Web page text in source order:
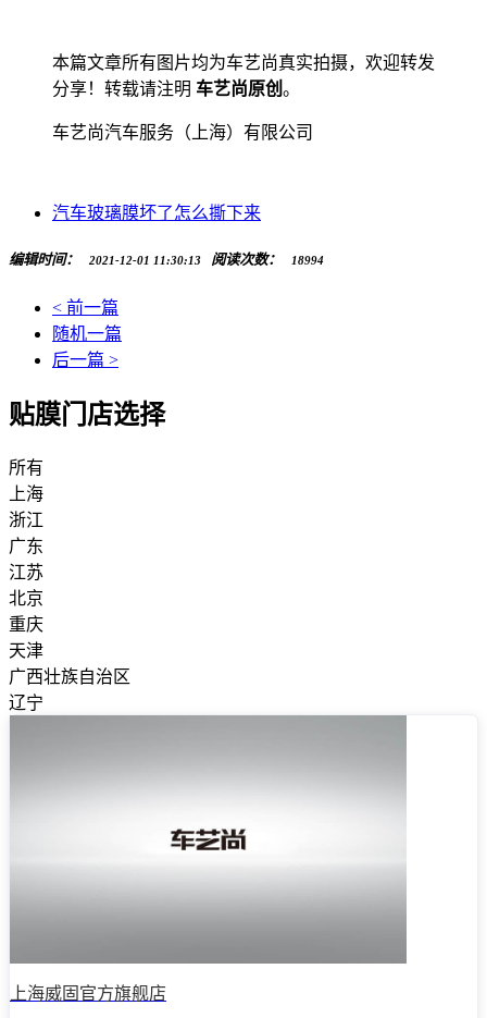
本篇文章所有图片均为车艺尚真实拍摄，欢迎转发
分享！转载请注明 车艺尚原创 。
车艺尚汽车服务（上海）有限公司
汽车玻璃膜坏了怎么撕下来
编辑时间： 2021-12-01 11:30:13 阅读次数： 18994
< 前一篇
随机一篇
后一篇 >
贴膜门店选择
所有
上海
浙江
广东
江苏
北京
重庆
天津
广西壮族自治区
辽宁
上海威固官方旗舰店